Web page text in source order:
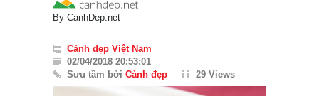
By CanhDep.net
Cảnh đẹp Việt Nam
02/04/2018 20:53:01
Sưu tầm bởi Cảnh đẹp 29 Views